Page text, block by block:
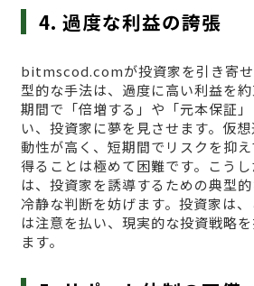
4. 過度な利益の誇張
bitmscod.comが投資家を引き寄
型的な手法は、過度に高い利益を
期間で「倍増する」や「元本保証
い、投資家に夢を見させます。仮
動性が高く、短期間でリスクを抑
得ることは極めて困難です。こう
は、投資家を誘導するための典型的
冷静な判断を妨げます。投資家は
は注意を払い、現実的な投資戦略
ます。